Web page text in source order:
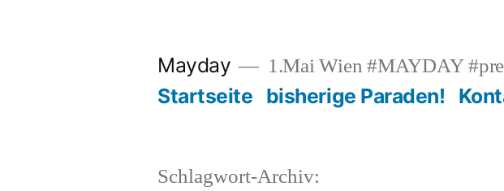
Mayday 1.Mai Wien #MAYDAY
Startseite bisherige Paraden!
Schlagwort-Archiv: